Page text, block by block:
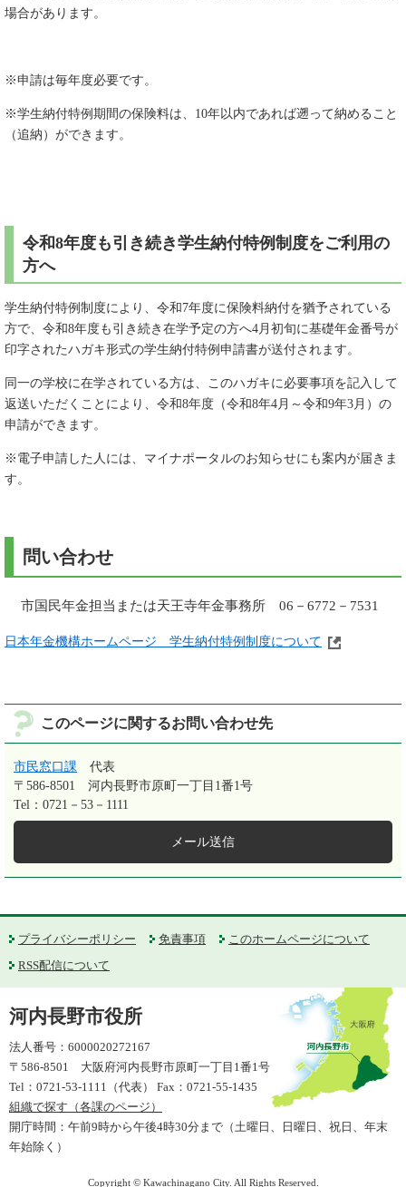
場合があります。
※申請は毎年度必要です。
※学生納付特例期間の保険料は、10年以内であれば遡って納めること
（追納）ができます。
令和8年度も引き続き学生納付特例制度をご利用の
方へ
学生納付特例制度により、令和7年度に保険料納付を猶予されている
方で、令和8年度も引き続き在学予定の方へ4月初旬に基礎年金番号が
印字されたハガキ形式の学生納付特例申請書が送付されます。
同一の学校に在学されている方は、このハガキに必要事項を記入して
返送いただくことにより、令和8年度（令和8年4月～令和9年3月）の
申請ができます。
※電子申請した人には、マイナポータルのお知らせにも案内が届きま
す。
問い合わせ
市国民年金担当または天王寺年金事務所 06－6772－7531
日本年金機構ホームページ 学生納付特例制度について
このページに関するお問い合わせ先
市民窓口課
代表
〒586-8501
河内長野市原町一丁目1番1号
Tel：0721－53－1111
メール送信
プライバシーポリシー 免責事項
このホームページについて
RSS配信について
河内長野市役所
法人番号：6000020272167
〒586-8501 大阪府河内長野市原町一丁目1番1号
Tel：0721-53-1111（代表） Fax：0721-55-1435
組織で探す（各課のページ）
開庁時間：午前9時から午後4時30分まで（土曜日、日曜日、祝日、年末
年始除く）
Copyright © Kawachinagano City. All Rights Reserved.